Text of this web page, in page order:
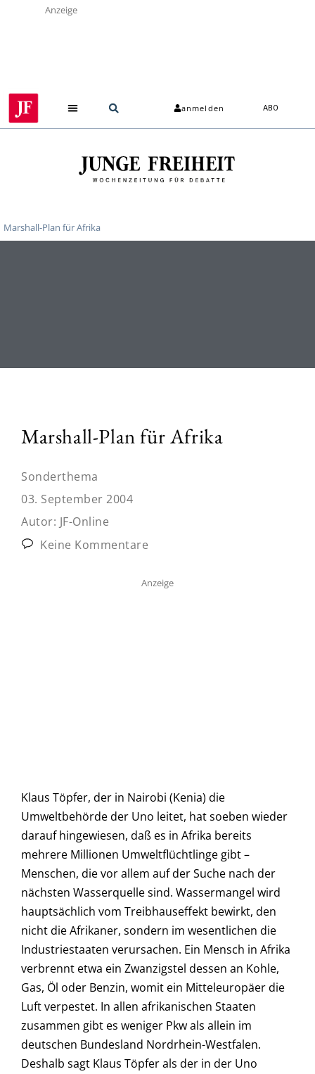
Anzeige
anmelden ABO
Marshall-Plan für Afrika
Marshall-Plan für Afrika
Sonderthema
03. September 2004
Autor: JF-Online
Keine Kommentare
Anzeige
Klaus Töpfer, der in Nairobi (Kenia) die
Umweltbehörde der Uno leitet, hat soeben wieder
darauf hingewiesen, daß es in Afrika bereits
mehrere Millionen Umweltflüchtlinge gibt –
Menschen, die vor allem auf der Suche nach der
nächsten Wasserquelle sind. Wassermangel wird
hauptsächlich vom Treibhauseffekt bewirkt, den
nicht die Afrikaner, sondern im wesentlichen die
Industriestaaten verursachen. Ein Mensch in Afrika
verbrennt etwa ein Zwanzigstel dessen an Kohle,
Gas, Öl oder Benzin, womit ein Mitteleuropäer die
Luft verpestet. In allen afrikanischen Staaten
zusammen gibt es weniger Pkw als allein im
deutschen Bundesland Nordrhein-Westfalen.
Deshalb sagt Klaus Töpfer als der in der Uno